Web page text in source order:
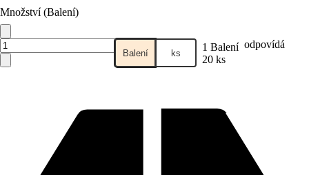
Množství (Balení)
Balení ks 1 Balení odpovídá
20 ks